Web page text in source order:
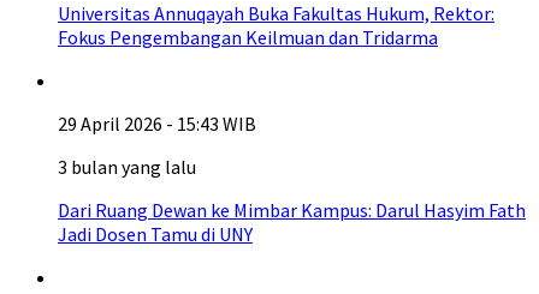
Universitas Annuqayah Buka Fakultas Hukum, Rektor:
Fokus Pengembangan Keilmuan dan Tridarma
29 April 2026 - 15:43 WIB
3 bulan yang lalu
Dari Ruang Dewan ke Mimbar Kampus: Darul Hasyim Fath
Jadi Dosen Tamu di UNY